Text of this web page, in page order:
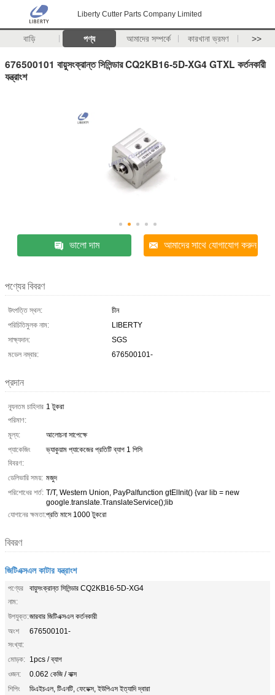
Liberty Cutter Parts Company Limited
বাড়ি পণ্য আমাদের সম্পর্কে কারখানা ভ্রমণ >>
676500101 বায়ুসংক্রান্ত সিলিন্ডার CQ2KB16-5D-XG4 GTXL কর্তনকারী
যন্ত্রাংশ
ভালো দাম আমাদের সাথে যোগাযোগ করুন
পণ্যের বিবরণ
উৎপত্তি স্থল:
চীন
পরিচিতিমুলক নাম:
LIBERTY
সাক্ষ্যদান:
SGS
মডেল নম্বার:
676500101-
প্রদান
ন্যূনতম চাহিদার
পরিমাণ:
1 টুকরা
মূল্য:
আলোচনা সাপেক্ষে
প্যাকেজিং
বিবরণ:
ভ্যাকুয়াম প্যাকেজের প্রতিটি ব্যাগ 1 পিসি
ডেলিভারি সময়: মজুদ
পরিশোধের শর্ত: T/T, Western Union, PayPalfunction gtElInit() {var lib = new
google.translate.TranslateService();lib
যোগানের ক্ষমতা:প্রতি মাসে 1000 টুকরো
বিবরণ
জিটিএক্সএল কাটার যন্ত্রাংশ
পণ্যের
নাম:
বায়ুসংক্রান্ত সিলিন্ডার CQ2KB16-5D-XG4
উপযুক্ত:জারবার জিটিএক্সএল কর্তনকারী
অংশ
সংখ্যা:
676500101-
মোড়ক: 1pcs / ব্যাগ
ওজন:
0.062 কেজি / বাক্স
শিপিং
ডিএইচএল, টিএনটি, ফেডেক্স, ইউপিএস ইত্যাদি দ্বারা